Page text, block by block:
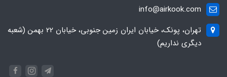
info@airkook.com
تهران، پونک، خیابان ایران زمین جنوبی، خیابان 22 بهمن (شعبه
دیگری نداریم)